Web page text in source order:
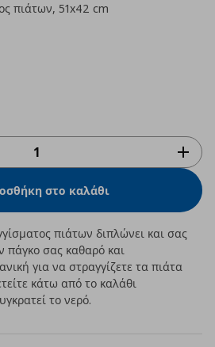
πιάτων, 51x42 cm
στο καλάθι
πιάτων διπλώνει και σας
πάγκο σας καθαρό και
για να στραγγίζετε τα πιάτα
κάτω από το καλάθι
το νερό.